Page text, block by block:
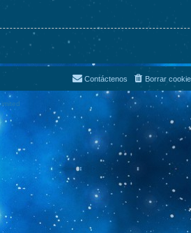
Borrar
Contáctenos